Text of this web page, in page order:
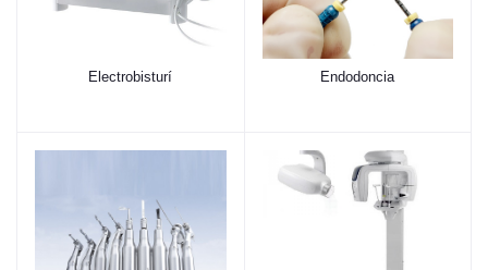
Electrobisturí Endodoncia